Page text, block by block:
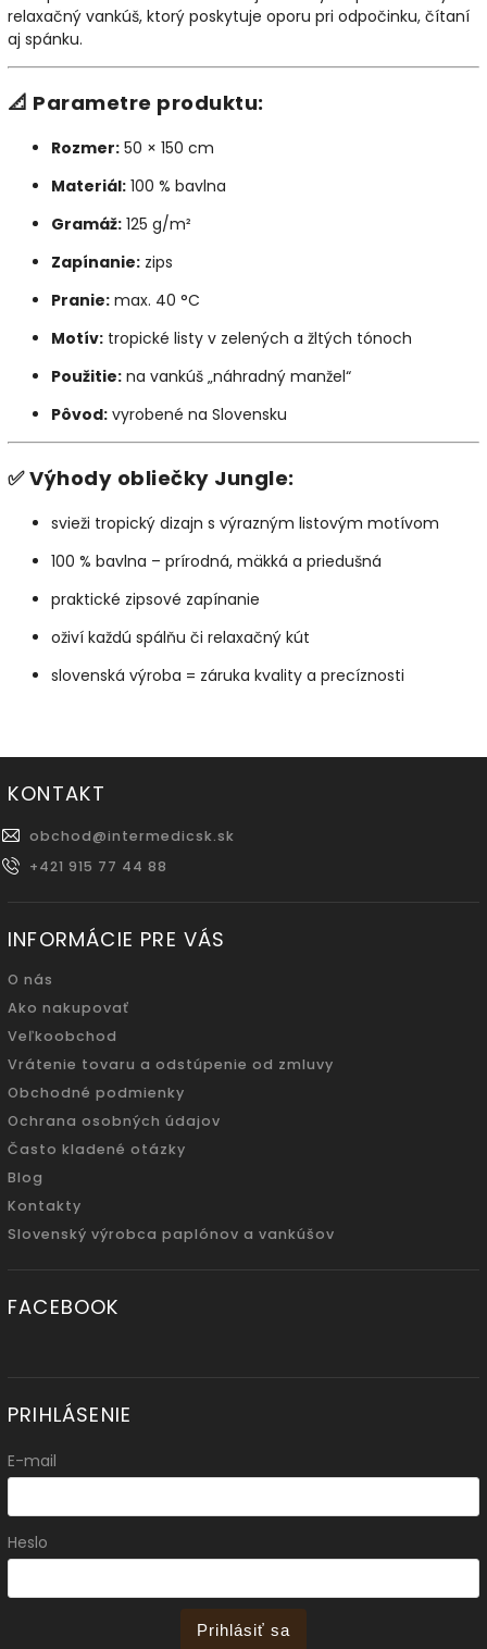
relaxačný vankúš, ktorý poskytuje oporu pri odpočinku, čítaní
aj spánku.
📐 Parametre produktu:
Rozmer: 50 × 150 cm
Materiál: 100 % bavlna
Gramáž: 125 g/m²
Zapínanie: zips
Pranie: max. 40 °C
Motív: tropické listy v zelených a žltých tónoch
Použitie: na vankúš „náhradný manžel“
Pôvod: vyrobené na Slovensku
✅Výhody obliečky Jungle:
svieži tropický dizajn s výrazným listovým motívom
100 % bavlna – prírodná, mäkká a priedušná
praktické zipsové zapínanie
oživí každú spálňu či relaxačný kút
slovenská výroba = záruka kvality a precíznosti
KONTAKT
obchod@intermedicsk.sk
+421 915 77 44 88
INFORMÁCIE PRE VÁS
O nás
Ako nakupovať
Veľkoobchod
Vrátenie tovaru a odstúpenie od zmluvy
Obchodné podmienky
Ochrana osobných údajov
Často kladené otázky
Blog
Kontakty
Slovenský výrobca paplónov a vankúšov
FACEBOOK
PRIHLÁSENIE
E-mail
Heslo
Prihlásiť sa